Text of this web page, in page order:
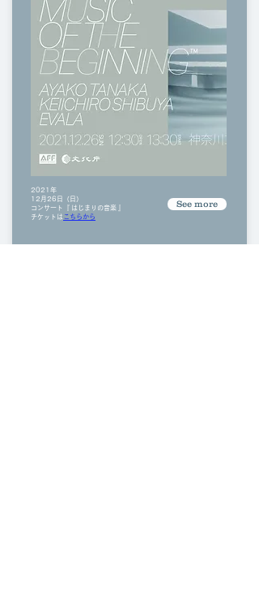
2021年
12月26日（日）
​コンサート『 はじまりの音楽 』
チケットは こちらから
See more